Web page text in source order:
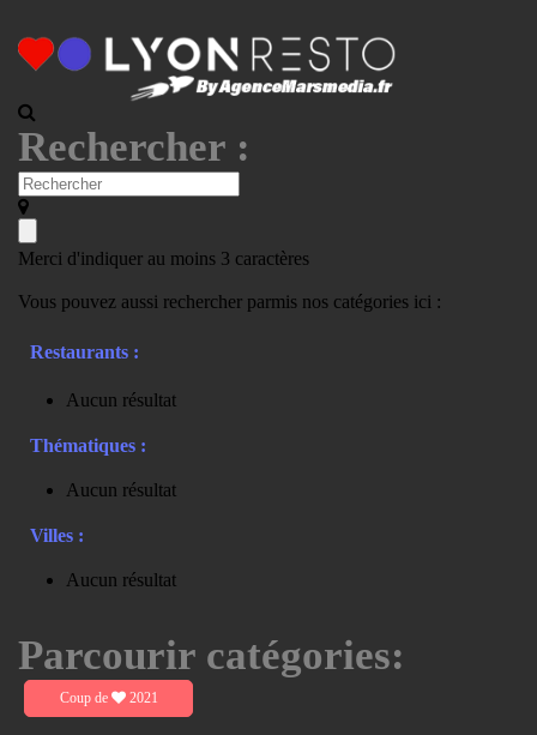
Rechercher :
Merci d'indiquer au moins 3 caractères
Vous pouvez aussi rechercher parmis nos catégories ici :
Restaurants :
Aucun résultat
Thématiques :
Aucun résultat
Villes :
Aucun résultat
Parcourir catégories:
Coup de 2021